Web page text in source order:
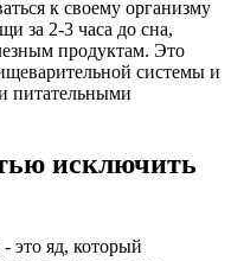
к своему организму
за 2-3 часа до сна,
продуктам. Это
системы и
питательными
исключить
это яд, который